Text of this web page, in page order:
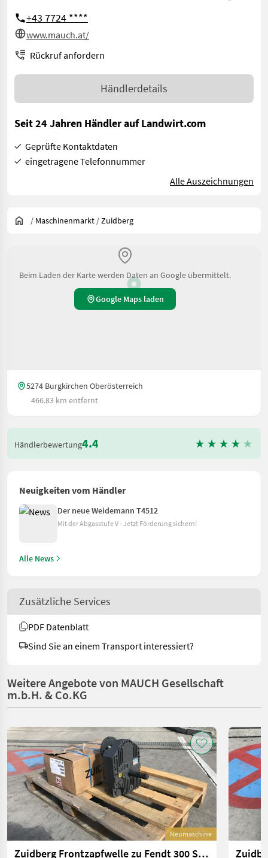
+43 7724 ****
www.mauch.at/
Rückruf anfordern
Händlerdetails
Seit 24 Jahren Händler auf Landwirt.com
Geprüfte Kontaktdaten
eingetragene Telefonnummer
Alle Auszeichnungen
/ Maschinenmarkt /Zuidberg
Beim Laden der Karte werden Daten an Google übermittelt.
Google Maps laden
5274 Burgkirchen Oberösterreich
466.83 km entfernt
Händlerbewertung4.4
Neuigkeiten vom Händler
Der neue Weidemann T4512
Mit der Abgasstufe V - Jetzt Förderung sichern!
Alle News
Zusätzliche Services
PDF Datenblatt
Sind Sie an einem Transport interessiert?
Weitere Angebote von MAUCH Gesellschaft
m.b.H. & Co.KG
Neumaschine
Zuidberg Frontzapfwelle zu Fendt 300 S4 + Gen4